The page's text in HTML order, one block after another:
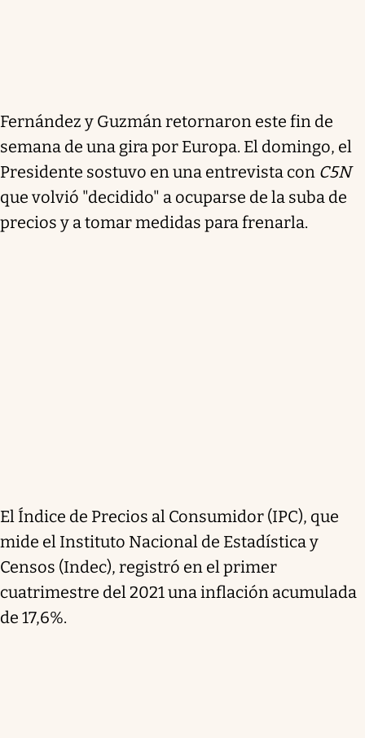
Fernández y Guzmán retornaron este fin de
semana de una gira por Europa. El domingo, el
Presidente sostuvo en una entrevista con C5N
que volvió "decidido" a ocuparse de la suba de
precios y a tomar medidas para frenarla.
El Índice de Precios al Consumidor (IPC), que
mide el Instituto Nacional de Estadística y
Censos (Indec), registró en el primer
cuatrimestre del 2021 una inflación acumulada
de 17,6%.